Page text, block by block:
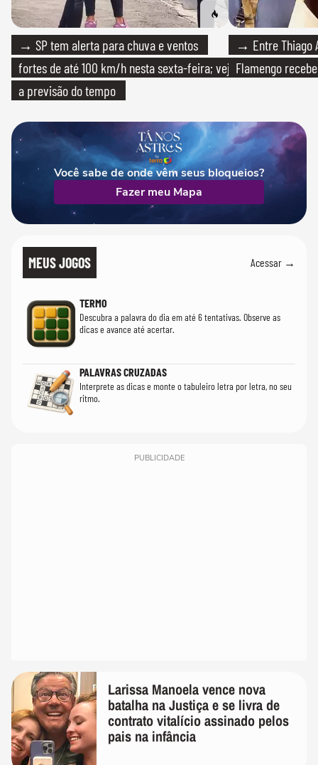
→ SP tem alerta para chuva e ventos
fortes de até 100 km/h nesta sexta-feira; veja
a previsão do tempo
→ Entre Thiago
Flamengo
Você sabe de onde vêm seus bloqueios?
Fazer meu Mapa
MEUS JOGOS Acessar →
TERMO
Descubra a palavra do dia em até 6 tentativas. Observe as
dicas e avance até acertar.
PALAVRAS CRUZADAS
Interprete as dicas e monte o tabuleiro letra por letra, no seu
ritmo.
PUBLICIDADE
Larissa Manoela vence nova
batalha na Justiça e se livra de
contrato vitalício assinado pelos
pais na infância